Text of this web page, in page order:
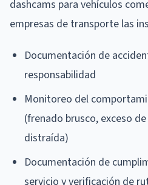
dashcams para vehículos
empresas de transporte las
Documentación de
responsabilidad
Monitoreo del
(frenado brusco, exceso
distraída)
Documentación de
servicio y verificación de